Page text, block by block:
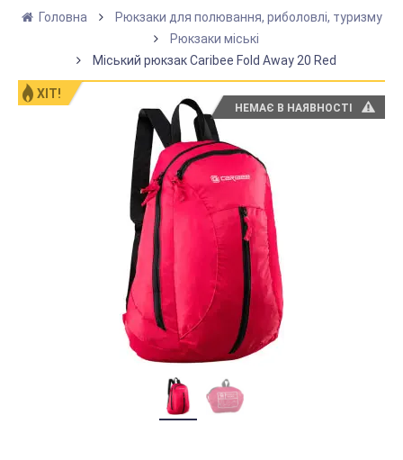
Головна
Рюкзаки для полювання, риболовлі, туризму
Рюкзаки міські
Міський рюкзак Caribee Fold Away 20 Red
ХІТ!
НЕМАЄ В НАЯВНОСТІ